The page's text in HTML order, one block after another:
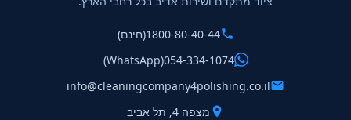
1800-80-40-44(חינם)
054-334-1074
(WhatsApp)
info@cleaningcompany4polishing.co.il
מצפה 4, תל אביב